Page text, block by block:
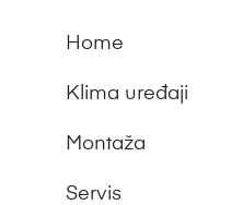
Home
Klima uređaji
Montaža
Servis